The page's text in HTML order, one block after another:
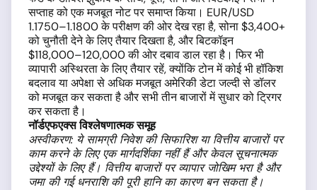
सप्ताह को एक मजबूत नोट पर समाप्त किया। EUR/USD
1.1750–1.1800 के परीक्षण की ओर देख रहा है, सोना $3,400+
को चुनौती देने के लिए तैयार दिखता है, और बिटकॉइन
$118,000–120,000 की ओर दबाव डाल रहा है। फिर भी
व्यापारी अस्थिरता के लिए तैयार रहें, क्योंकि टोन में कोई भी हॉकिश
बदलाव या अपेक्षा से अधिक मजबूत अमेरिकी डेटा जल्दी से डॉलर
को मजबूत कर सकता है और सभी तीन बाजारों में सुधार को ट्रिगर
कर सकता है।
नॉर्डएफएक्स विश्लेषणात्मक समूह
अस्वीकरण: ये सामग्री निवेश की सिफारिश या वित्तीय बाजारों पर
काम करने के लिए एक मार्गदर्शिका नहीं हैं और केवल सूचनात्मक
उद्देश्यों के लिए हैं। वित्तीय बाजारों पर व्यापार जोखिम भरा है और
जमा की गई धनराशि की पूरी हानि का कारण बन सकता है।